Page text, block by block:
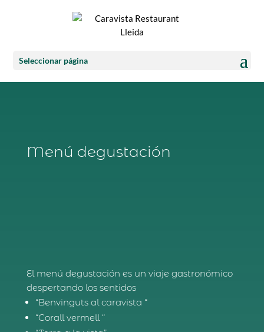
Seleccionar página
Menú degustación
El menú degustación es un viaje gastronómico
despertando los sentidos
“Benvinguts al caravista “
“Corall vermell “